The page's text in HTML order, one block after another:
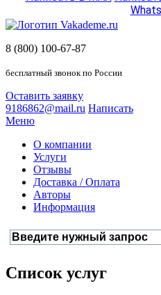
8 (800) 100-67-87
бесплатный звонок по России
Оставить заявку
9186862@mail.ru Написать
Меню
О компании
Услуги
Отзывы
Доставка / Оплата
Авторы
Информация
Список услуг